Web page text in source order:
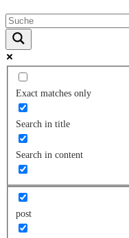
Exact matches only
Search in title
Search in content
post